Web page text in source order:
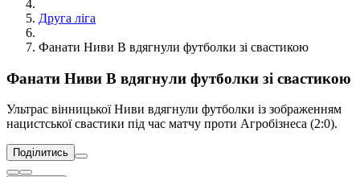
Друга ліга
Фанати Ниви В вдягнули футболки зі свастикою
Фанати Ниви В вдягнули футболки зі свастикою
Ультрас вінницької Ниви вдягнули футболки із зображенням
нацистської свастики під час матчу проти Агробізнеса (2:0).
Поділитись